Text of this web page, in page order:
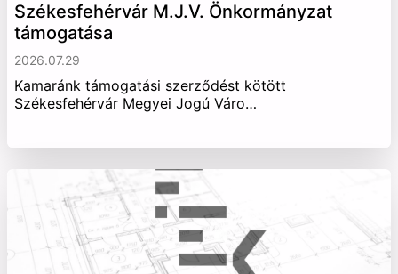
Székesfehérvár M.J.V. Önkormányzat
támogatása
2026.07.29
Kamaránk támogatási szerződést kötött
Székesfehérvár Megyei Jogú Váro…